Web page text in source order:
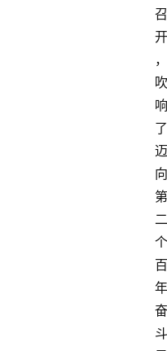
召
开
，
吹
响
了
迈
向
第
二
个
百
年
奋
斗